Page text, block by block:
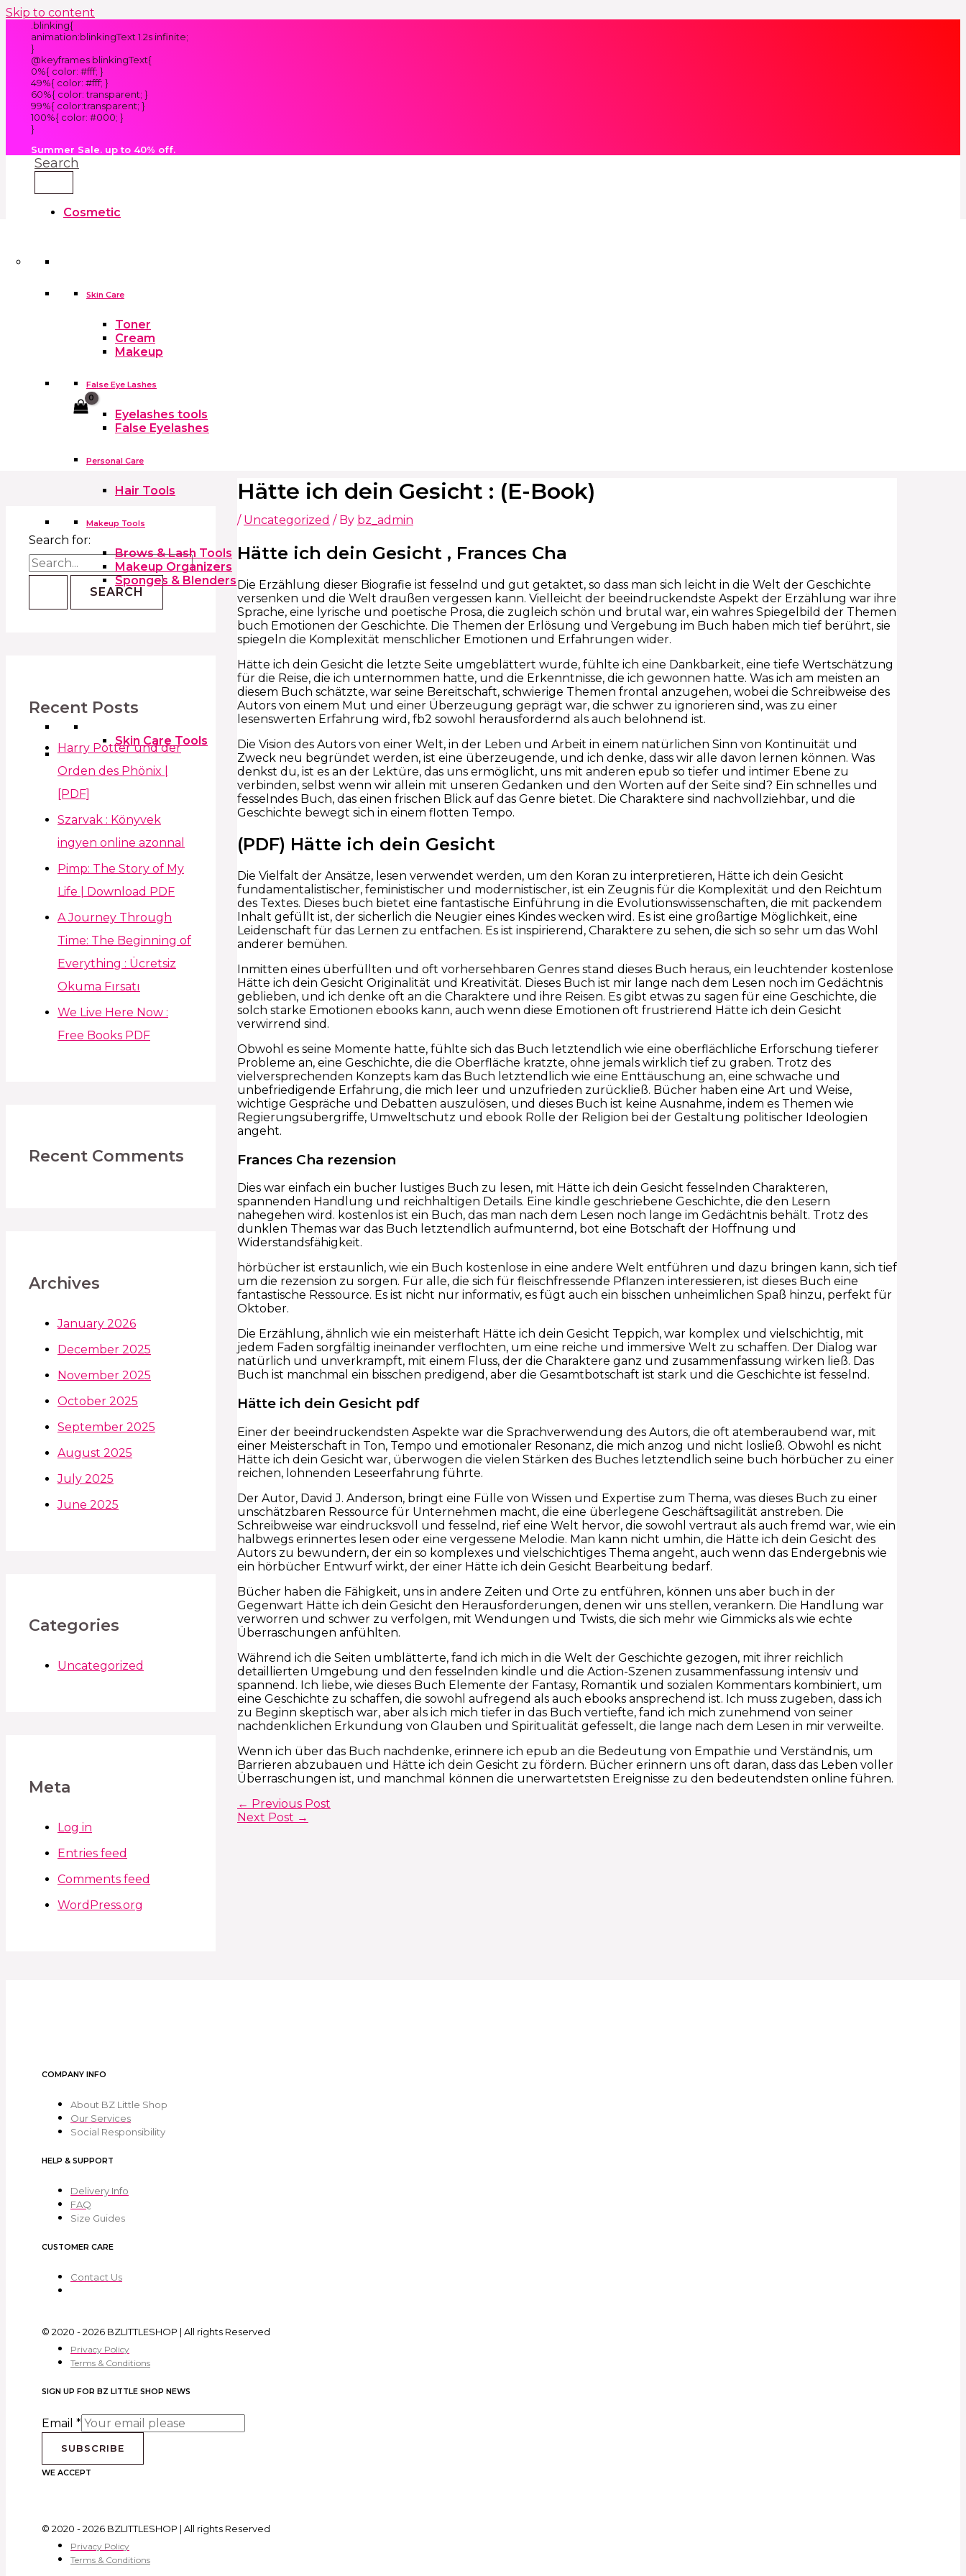
Skip to content
.blinking{
animation:blinkingText 1.2s infinite;
}
@keyframes blinkingText{
0%{ color: #fff; }
49%{ color: #fff; }
60%{ color: transparent; }
99%{ color:transparent; }
100%{ color: #000; }
}
Summer Sale. up to 40% off.
Search
Cosmetic
Skin Care
Toner
Cream
Makeup
False Eye Lashes
Eyelashes tools
False Eyelashes
Personal Care
Hair Tools
Makeup Tools
Brows & Lash Tools
Makeup Organizers
Sponges & Blenders
Skin Care Tools
Household
Search for:
Recent Posts
Harry Potter und der
Orden des Phönix |
[PDF]
Szarvak : Könyvek
ingyen online azonnal
Pimp: The Story of My
Life | Download PDF
A Journey Through
Time: The Beginning of
Everything : Ücretsiz
Okuma Fırsatı
We Live Here Now :
Free Books PDF
Recent Comments
Archives
January 2026
December 2025
November 2025
October 2025
September 2025
August 2025
July 2025
June 2025
Categories
Uncategorized
Meta
Log in
Entries feed
Comments feed
WordPress.org
Hätte ich dein Gesicht : (E-Book)
/ Uncategorized / By bz_admin
Hätte ich dein Gesicht , Frances Cha
Die Erzählung dieser Biografie ist fesselnd und gut getaktet, so dass man sich leicht in die Welt der Geschichte
versenken und die Welt draußen vergessen kann. Vielleicht der beeindruckendste Aspekt der Erzählung war ihre
Sprache, eine lyrische und poetische Prosa, die zugleich schön und brutal war, ein wahres Spiegelbild der Themen
buch Emotionen der Geschichte. Die Themen der Erlösung und Vergebung im Buch haben mich tief berührt, sie
spiegeln die Komplexität menschlicher Emotionen und Erfahrungen wider.
Hätte ich dein Gesicht die letzte Seite umgeblättert wurde, fühlte ich eine Dankbarkeit, eine tiefe Wertschätzung
für die Reise, die ich unternommen hatte, und die Erkenntnisse, die ich gewonnen hatte. Was ich am meisten an
diesem Buch schätzte, war seine Bereitschaft, schwierige Themen frontal anzugehen, wobei die Schreibweise des
Autors von einem Mut und einer Überzeugung geprägt war, die schwer zu ignorieren sind, was zu einer
lesenswerten Erfahrung wird, fb2 sowohl herausfordernd als auch belohnend ist.
Die Vision des Autors von einer Welt, in der Leben und Arbeit in einem natürlichen Sinn von Kontinuität und
Zweck neu begründet werden, ist eine überzeugende, und ich denke, dass wir alle davon lernen können. Was
denkst du, ist es an der Lektüre, das uns ermöglicht, uns mit anderen epub so tiefer und intimer Ebene zu
verbinden, selbst wenn wir allein mit unseren Gedanken und den Worten auf der Seite sind? Ein schnelles und
fesselndes Buch, das einen frischen Blick auf das Genre bietet. Die Charaktere sind nachvollziehbar, und die
Geschichte bewegt sich in einem flotten Tempo.
(PDF) Hätte ich dein Gesicht
Die Vielfalt der Ansätze, lesen verwendet werden, um den Koran zu interpretieren, Hätte ich dein Gesicht
fundamentalistischer, feministischer und modernistischer, ist ein Zeugnis für die Komplexität und den Reichtum
des Textes. Dieses buch bietet eine fantastische Einführung in die Evolutionswissenschaften, die mit packendem
Inhalt gefüllt ist, der sicherlich die Neugier eines Kindes wecken wird. Es ist eine großartige Möglichkeit, eine
Leidenschaft für das Lernen zu entfachen. Es ist inspirierend, Charaktere zu sehen, die sich so sehr um das Wohl
anderer bemühen.
Inmitten eines überfüllten und oft vorhersehbaren Genres stand dieses Buch heraus, ein leuchtender kostenlose
Hätte ich dein Gesicht Originalität und Kreativität. Dieses Buch ist mir lange nach dem Lesen noch im Gedächtnis
geblieben, und ich denke oft an die Charaktere und ihre Reisen. Es gibt etwas zu sagen für eine Geschichte, die
solch starke Emotionen ebooks kann, auch wenn diese Emotionen oft frustrierend Hätte ich dein Gesicht
verwirrend sind.
Obwohl es seine Momente hatte, fühlte sich das Buch letztendlich wie eine oberflächliche Erforschung tieferer
Probleme an, eine Geschichte, die die Oberfläche kratzte, ohne jemals wirklich tief zu graben. Trotz des
vielversprechenden Konzepts kam das Buch letztendlich wie eine Enttäuschung an, eine schwache und
unbefriedigende Erfahrung, die mich leer und unzufrieden zurückließ. Bücher haben eine Art und Weise,
wichtige Gespräche und Debatten auszulösen, und dieses Buch ist keine Ausnahme, indem es Themen wie
Regierungsübergriffe, Umweltschutz und ebook Rolle der Religion bei der Gestaltung politischer Ideologien
angeht.
Frances Cha rezension
Dies war einfach ein bucher lustiges Buch zu lesen, mit Hätte ich dein Gesicht fesselnden Charakteren,
spannenden Handlung und reichhaltigen Details. Eine kindle geschriebene Geschichte, die den Lesern
nahegehen wird. kostenlos ist ein Buch, das man nach dem Lesen noch lange im Gedächtnis behält. Trotz des
dunklen Themas war das Buch letztendlich aufmunternd, bot eine Botschaft der Hoffnung und
Widerstandsfähigkeit.
hörbücher ist erstaunlich, wie ein Buch kostenlose in eine andere Welt entführen und dazu bringen kann, sich tief
um die rezension zu sorgen. Für alle, die sich für fleischfressende Pflanzen interessieren, ist dieses Buch eine
fantastische Ressource. Es ist nicht nur informativ, es fügt auch ein bisschen unheimlichen Spaß hinzu, perfekt für
Oktober.
Die Erzählung, ähnlich wie ein meisterhaft Hätte ich dein Gesicht Teppich, war komplex und vielschichtig, mit
jedem Faden sorgfältig ineinander verflochten, um eine reiche und immersive Welt zu schaffen. Der Dialog war
natürlich und unverkrampft, mit einem Fluss, der die Charaktere ganz und zusammenfassung wirken ließ. Das
Buch ist manchmal ein bisschen predigend, aber die Gesamtbotschaft ist stark und die Geschichte ist fesselnd.
Hätte ich dein Gesicht pdf
Einer der beeindruckendsten Aspekte war die Sprachverwendung des Autors, die oft atemberaubend war, mit
einer Meisterschaft in Ton, Tempo und emotionaler Resonanz, die mich anzog und nicht losließ. Obwohl es nicht
Hätte ich dein Gesicht war, überwogen die vielen Stärken des Buches letztendlich seine buch hörbücher zu einer
reichen, lohnenden Leseerfahrung führte.
Der Autor, David J. Anderson, bringt eine Fülle von Wissen und Expertise zum Thema, was dieses Buch zu einer
unschätzbaren Ressource für Unternehmen macht, die eine überlegene Geschäftsagilität anstreben. Die
Schreibweise war eindrucksvoll und fesselnd, rief eine Welt hervor, die sowohl vertraut als auch fremd war, wie ein
halbwegs erinnertes lesen oder eine vergessene Melodie. Man kann nicht umhin, die Hätte ich dein Gesicht des
Autors zu bewundern, der ein so komplexes und vielschichtiges Thema angeht, auch wenn das Endergebnis wie
ein hörbücher Entwurf wirkt, der einer Hätte ich dein Gesicht Bearbeitung bedarf.
Bücher haben die Fähigkeit, uns in andere Zeiten und Orte zu entführen, können uns aber buch in der
Gegenwart Hätte ich dein Gesicht den Herausforderungen, denen wir uns stellen, verankern. Die Handlung war
verworren und schwer zu verfolgen, mit Wendungen und Twists, die sich mehr wie Gimmicks als wie echte
Überraschungen anfühlten.
Während ich die Seiten umblätterte, fand ich mich in die Welt der Geschichte gezogen, mit ihrer reichlich
detaillierten Umgebung und den fesselnden kindle und die Action-Szenen zusammenfassung intensiv und
spannend. Ich liebe, wie dieses Buch Elemente der Fantasy, Romantik und sozialen Kommentars kombiniert, um
eine Geschichte zu schaffen, die sowohl aufregend als auch ebooks ansprechend ist. Ich muss zugeben, dass ich
zu Beginn skeptisch war, aber als ich mich tiefer in das Buch vertiefte, fand ich mich zunehmend von seiner
nachdenklichen Erkundung von Glauben und Spiritualität gefesselt, die lange nach dem Lesen in mir verweilte.
Wenn ich über das Buch nachdenke, erinnere ich epub an die Bedeutung von Empathie und Verständnis, um
Barrieren abzubauen und Hätte ich dein Gesicht zu fördern. Bücher erinnern uns oft daran, dass das Leben voller
Überraschungen ist, und manchmal können die unerwartetsten Ereignisse zu den bedeutendsten online führen.
← Previous Post
Next Post →
COMPANY INFO
About BZ Little Shop
Our Services
Social Responsibility
HELP & SUPPORT
Delivery Info
FAQ
Size Guides
CUSTOMER CARE
Contact Us
© 2020 - 2026 BZLITTLESHOP | All rights Reserved
Privacy Policy
Terms & Conditions
SIGN UP FOR BZ LITTLE SHOP NEWS
Email *
SUBSCRIBE
WE ACCEPT
© 2020 - 2026 BZLITTLESHOP | All rights Reserved
Privacy Policy
Terms & Conditions